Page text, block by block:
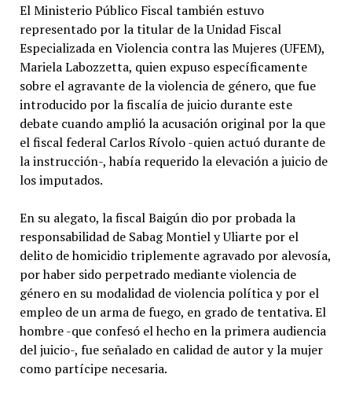
El Ministerio Público Fiscal también estuvo
representado por la titular de la Unidad Fiscal
Especializada en Violencia contra las Mujeres (UFEM),
Mariela Labozzetta, quien expuso específicamente
sobre el agravante de la violencia de género, que fue
introducido por la fiscalía de juicio durante este
debate cuando amplió la acusación original por la que
el fiscal federal Carlos Rívolo -quien actuó durante de
la instrucción-, había requerido la elevación a juicio de
los imputados.
En su alegato, la fiscal Baigún dio por probada la
responsabilidad de Sabag Montiel y Uliarte por el
delito de homicidio triplemente agravado por alevosía,
por haber sido perpetrado mediante violencia de
género en su modalidad de violencia política y por el
empleo de un arma de fuego, en grado de tentativa. El
hombre -que confesó el hecho en la primera audiencia
del juicio-, fue señalado en calidad de autor y la mujer
como partícipe necesaria.